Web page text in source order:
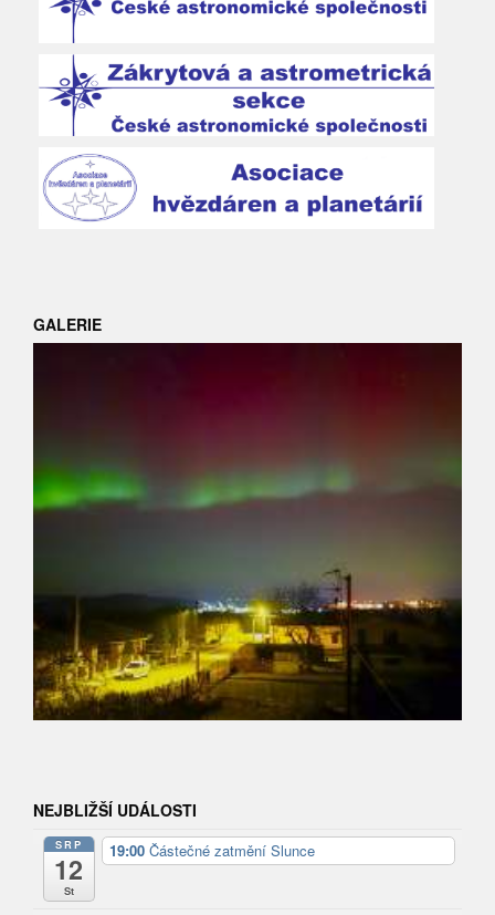
GALERIE
NEJBLIŽŠÍ UDÁLOSTI
SRP
12
St
19:00 Částečné zatmění Slunce